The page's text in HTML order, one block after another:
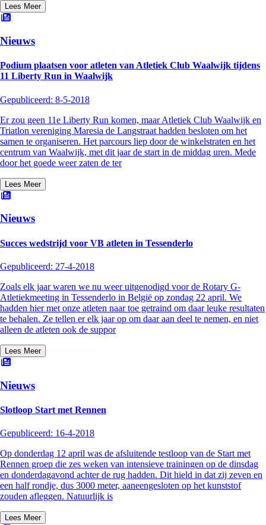
Lees Meer
Nieuws
Podium plaatsen voor atleten van Atletiek Club Waalwijk tijdens
11 Liberty Run in Waalwijk
Gepubliceerd: 8-5-2018
Er zou geen 11e Liberty Run komen, maar Atletiek Club Waalwijk en
Triatlon vereniging Maresia de Langstraat hadden besloten om het
samen te organiseren. Het parcours liep door de winkelstraten en het
centrum van Waalwijk, met dit jaar de start in de middag uren. Mede
door het goede weer zaten de ter
Lees Meer
Nieuws
Succes wedstrijd voor VB atleten in Tessenderlo
Gepubliceerd: 27-4-2018
Zoals elk jaar waren we nu weer uitgenodigd voor de Rotary G-
Atletiekmeeting in Tessenderlo in België op zondag 22 april. We
hadden hier met onze atleten naar toe getraind om daar leuke resultaten
te behalen. Ze tellen er elk jaar op om daar aan deel te nemen, en niet
alleen de atleten ook de suppor
Lees Meer
Nieuws
Slotloop Start met Rennen
Gepubliceerd: 16-4-2018
Op donderdag 12 april was de afsluitende testloop van de Start met
Rennen groep die zes weken van intensieve trainingen op de dinsdag
en donderdagavond achter de rug hadden. Dit hield in dat zij zeven en
een half rondje, dus 3000 meter, aaneengesloten op het kunststof
zouden afleggen. Natuurlijk is
Lees Meer